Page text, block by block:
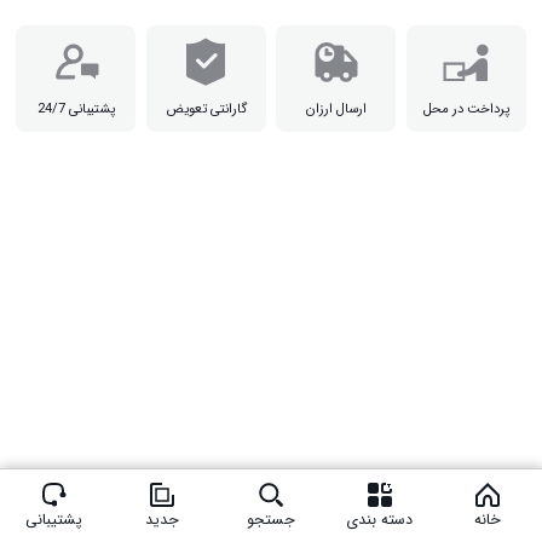
خانه دسته بندی جستجو جدید پشتیبانی
پرداخت در محل ارسال ارزان گارانتی تعویض پشتیبانی 24/7